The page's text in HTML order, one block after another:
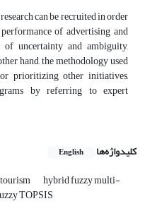
can be recruited in order
of advertising and
uncertainty and ambiguity,
hand, the methodology used
prioritizing other initiatives,
by referring to expert
کلیدواژه‌ها English
tourism hybrid fuzzy multi-
TOPSIS